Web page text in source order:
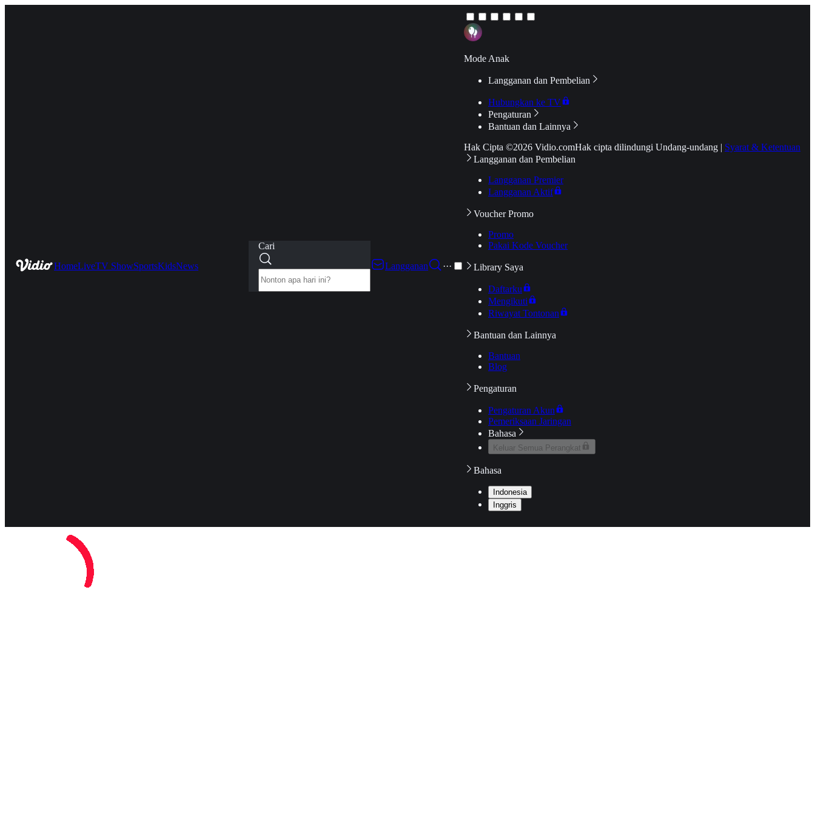
HomeLiveTV ShowSportsKidsNews
Cari
Langganan
···
Mode Anak
Langganan dan Pembelian
Hubungkan ke TV
Pengaturan
Bantuan dan Lainnya
Hak Cipta ©2026 Vidio.comHak cipta dilindungi Undang-undang | Syarat & Ketentuan
Langganan dan Pembelian
Langganan Premier
Langganan Aktif
Voucher Promo
Promo
Pakai Kode Voucher
Library Saya
Daftarku
Mengikuti
Riwayat Tontonan
Bantuan dan Lainnya
Bantuan
Blog
Pengaturan
Pengaturan Akun
Pemeriksaan Jaringan
Bahasa
Keluar Semua Perangkat
Bahasa
Indonesia
Inggris